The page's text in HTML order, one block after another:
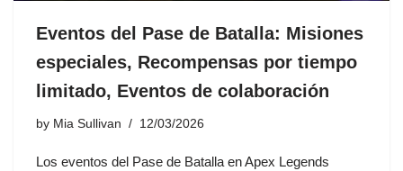
Eventos del Pase de Batalla: Misiones
especiales, Recompensas por tiempo
limitado, Eventos de colaboración
by Mia Sullivan 12/03/2026
Los eventos del Pase de Batalla en Apex Legends